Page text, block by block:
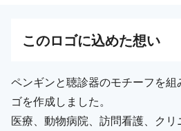
このロゴに込めた想い
ペンギンと聴診器のモチーフを
ゴを作成しました。
医療、動物病院、訪問看護、ク